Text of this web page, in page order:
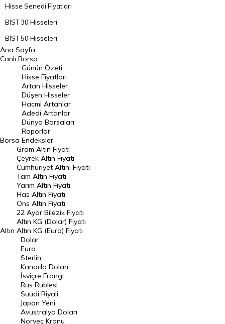
Hisse Senedi Fiyatları
BIST 30 Hisseleri
BIST 50 Hisseleri
BIST 100 Hisseleri
En Çok Artan Hisseler
En Çok Düşen Hisseler
Hacmi Artanlar
Geçmiş Kapanışlar
Dünya Borsaları
Raporlar
Endeksler
DÖVİZ
Döviz Kuru
Dolar Kuru
Euro Kuru
Pound Kuru
Frank Kuru
Riyal Kuru
Avustralya Doları
Danimarka Kronu Kuru
Ana Sayfa
Canlı Borsa
Borsa
Günün Özeti
Hisse Fiyatları
Artan Hisseler
Düşen Hisseler
Hacmi Artanlar
Adedi Artanlar
Dünya Borsaları
Raporlar
Endeksler
Altın
Gram Altın Fiyatı
Çeyrek Altın Fiyatı
Cumhuriyet Altını Fiyatı
Tam Altın Fiyatı
Yarım Altın Fiyatı
Has Altın Fiyatı
Ons Altın Fiyatı
22 Ayar Bilezik Fiyatı
Altın KG (Dolar) Fiyatı
Altın KG (Euro) Fiyatı
Dolar
Euro
Sterlin
Kanada Doları
İsviçre Frangı
Rus Rublesi
Suudi Riyali
Japon Yeni
Avustralya Doları
Norveç Kronu